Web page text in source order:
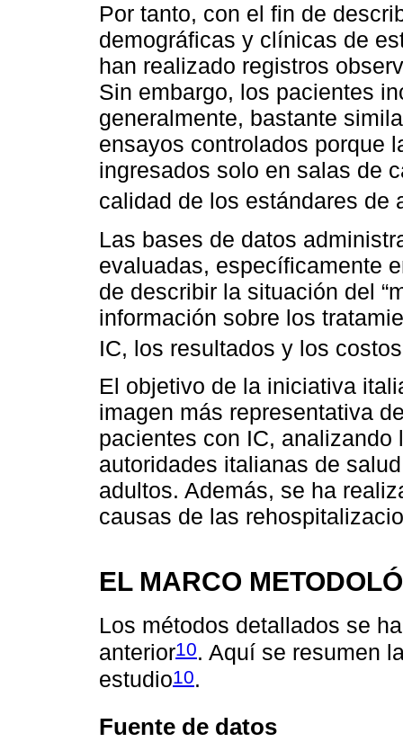
Por tanto, con el fin de
demográficas y clínicas de
han realizado registros
Sin embargo, los pacientes
generalmente, bastante
ensayos controlados porque
ingresados solo en salas de
calidad de los estándares de
Las bases de datos
evaluadas, específicamente
de describir la situación del
información sobre los
IC, los resultados y los
El objetivo de la iniciativa
imagen más representativa
pacientes con IC,
autoridades italianas de
adultos. Además, se ha
causas de las
EL MARCO
Los métodos detallados se
anterior10. Aquí se resumen
estudio10.
Fuente de datos